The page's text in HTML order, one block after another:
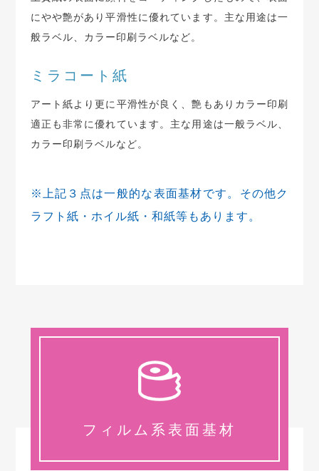
にやや艶があり平滑性に優れています。主な用途は一
般ラベル、カラー印刷ラベルなど。
ミラコート紙
アート紙より更に平滑性が良く、艶もありカラー印刷
適正も非常に優れています。主な用途は一般ラベル、
カラー印刷ラベルなど。
※上記３点は一般的な表面基材です。その他ク
ラフト紙・ホイル紙・和紙等もあります。
フィルム系表面基材